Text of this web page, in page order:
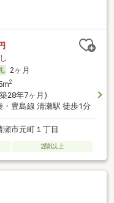
2ヶ月
2
28年7ヶ月)
・豊島線 清瀬駅 徒歩1分
瀬市元町１丁目
2階以上